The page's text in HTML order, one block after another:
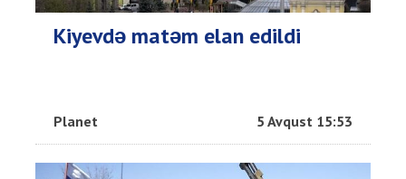
Kiyevdə matəm elan edildi
Planet 5 Avqust 15:53